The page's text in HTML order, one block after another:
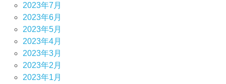
2023年7月
2023年6月
2023年5月
2023年4月
2023年3月
2023年2月
2023年1月